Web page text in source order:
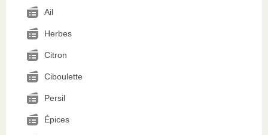
Ail
Herbes
Citron
Ciboulette
Persil
Épices